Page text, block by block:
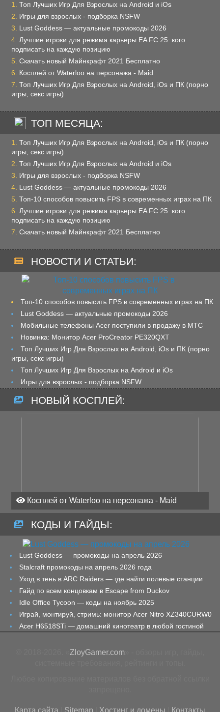
Топ Лучших Игр Для Взрослых на Android и iOs
Игры для взрослых - подборка NSFW
Lust Goddess — актуальные промокоды 2026
Лучшие игроки для режима карьеры EA FC 25: кого
подписать на каждую позицию
Скачать новый Майнкрафт 2021 Бесплатно
Косплей от Waterloo на персонажа - Maid
Топ Лучших Игр Для Взрослых на Android, iOs и ПК (порно
игры, секс игры)
ТОП МЕСЯЦА:
Топ Лучших Игр Для Взрослых на Android, iOs и ПК (порно
игры, секс игры)
Топ Лучших Игр Для Взрослых на Android и iOs
Игры для взрослых - подборка NSFW
Lust Goddess — актуальные промокоды 2026
Топ-10 способов повысить FPS в современных играх на ПК
Лучшие игроки для режима карьеры EA FC 25: кого
подписать на каждую позицию
Скачать новый Майнкрафт 2021 Бесплатно
НОВОСТИ И СТАТЬИ:
Топ-10 способов повысить FPS в современных играх на ПК
Lust Goddess — актуальные промокоды 2026
Мобильные телефоны Acer поступили в продажу в МТС
Новинка: Монитор Acer ProCreator PE320QXT
Топ Лучших Игр Для Взрослых на Android, iOs и ПК (порно
игры, секс игры)
Топ Лучших Игр Для Взрослых на Android и iOs
Игры для взрослых - подборка NSFW
НОВЫЙ КОСПЛЕЙ:
Косплей от Waterloo на персонажа - Maid
КОДЫ И ГАЙДЫ:
Lust Goddess — промокоды на апрель 2026
Stalcraft промокоды на апрель 2026 года
Уход в тень в ARC Raiders — где найти полевые станции
Гайд по всем концовкам в Escape from Duckov
Idle Office Tycoon — коды на ноябрь 2025
Играй, монтируй, стримь: монитор Acer Nitro XZ340CURW0
Acer H6518STi — домашний кинотеатр в любой гостиной
ZloyGamer.com
Карта сайта Sitemap Хостинг и домены Контакты